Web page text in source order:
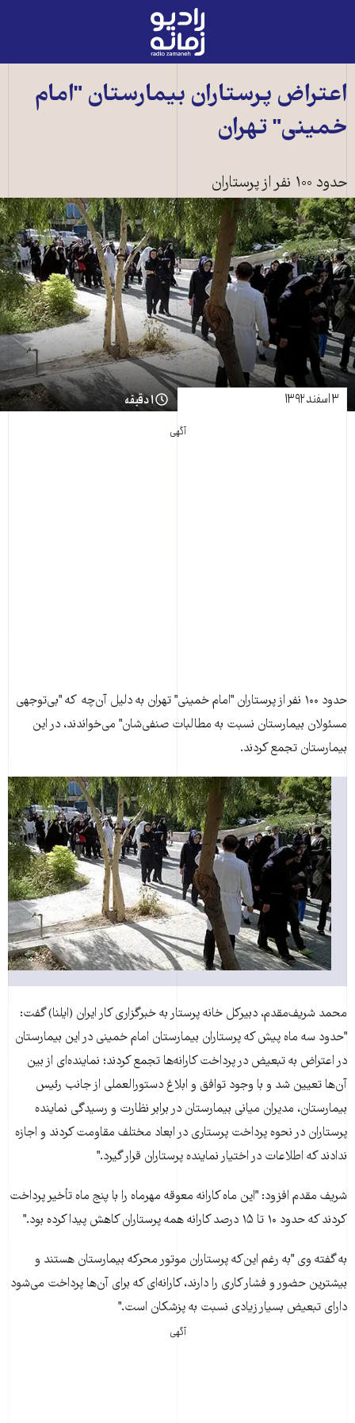
رادیو
زمانه
به
صفحه
اعتراض پرستاران بيمارستان "امام
خمينی" تهران
حدود ۱۰۰ نفر از پرستاران
۳ اسفند ۱۳۹۲ ۱ دقیقه
آگهی
حدود ۱۰۰ نفر از پرستاران "امام خمينی" تهران به دليل آن‌چه که "بی‌توجهی
مسئولان بيمارستان نسبت به مطالبات صنفی‌‌شان" می‌خواندند، در اين
بيمارستان تجمع کردند.
محمد شريف‌مقدم، دبيرکل خانه پرستار به خبرگزاری کار ايران (ايلنا) گفت:
"حدود سه ماه پيش که پرستاران بيمارستان امام خمينی در اين بيمارستان
در اعتراض به تبعيض در پرداخت کارانه‌ها تجمع کردند؛ نماينده‌ای از بين
آن‌ها‌ تعيين شد و با وجود توافق و ابلاغ دستورالعملی از جانب رئيس
بيمارستان، مديران ميانی بيمارستان در برابر نظارت و رسيدگی نماينده
پرستاران در نحوه پرداخت پرستاری در ابعاد مختلف مقاومت کردند و اجازه
ندادند که اطلاعات در اختيار نماينده پرستاران قرار گيرد."
شريف مقدم افزود: "اين ماه کارانه معوقه مهرماه را با پنج ماه تأخير پرداخت
کردند که حدود ۱۰ تا ۱۵ درصد کارانه همه پرستاران کاهش پيدا کرده بود."
به گفته وی "به رغم اين‌که پرستاران موتور محرکه بيمارستان هستند و
بيشترين حضور و فشار کاری را دارند، کارانه‌ای که برای آن‌ها پرداخت می‌شود
دارای تبعيض بسيار زيادی نسبت به پزشکان است."
آگهی